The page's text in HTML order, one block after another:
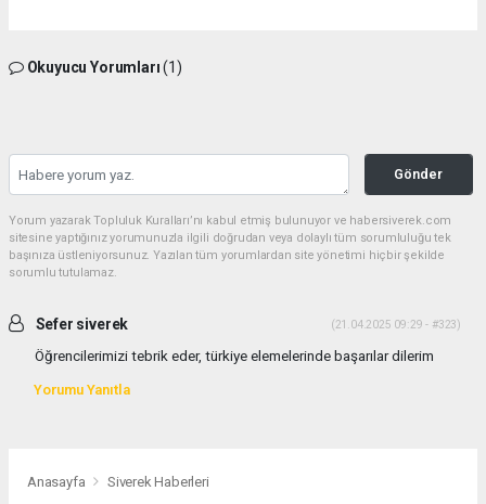
Okuyucu Yorumları(1)
Gönder
Yorum yazarak Topluluk Kuralları’nı kabul etmiş bulunuyor ve habersiverek.com
sitesine yaptığınız yorumunuzla ilgili doğrudan veya dolaylı tüm sorumluluğu tek
başınıza üstleniyorsunuz. Yazılan tüm yorumlardan site yönetimi hiçbir şekilde
sorumlu tutulamaz.
Sefer siverek (21.04.2025 09:29 - #323)
Öğrencilerimizi tebrik eder, türkiye elemelerinde başarılar dilerim
Yorumu Yanıtla
Anasayfa Siverek Haberleri